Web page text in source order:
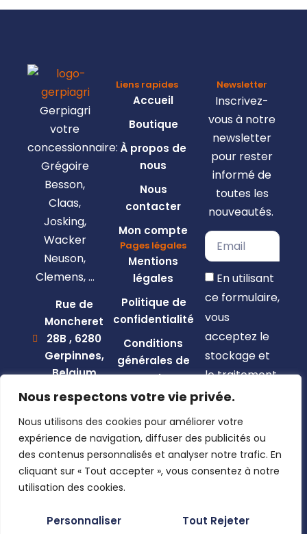
Nous respectons votre vie privée.
Nous utilisons des cookies pour améliorer votre
expérience de navigation, diffuser des publicités ou
des contenus personnalisés et analyser notre trafic. En
cliquant sur « Tout accepter », vous consentez à notre
utilisation des cookies.
Personnaliser Tout Rejeter
Gerpiagri
votre
concessionnaire:
Grégoire
Besson,
Claas,
Josking,
Wacker
Neuson,
Clemens, …
Rue de
Moncheret
28B , 6280
Gerpinnes,
Belgium
+32 492
marcellin@gerpiagri.be
BE
0793.946.582
Liens rapides
Accueil
Boutique
À propos de
nous
Nous
contacter
Mon compte
Pages légales
Mentions
légales
Politique de
confidentialité
Conditions
générales de
vente
Newsletter
Inscrivez-
vous à notre
newsletter
pour rester
informé de
toutes les
nouveautés.
En utilisant
ce formulaire,
vous
acceptez le
stockage et
le traitement
de vos
ce site web.
S'inscrire